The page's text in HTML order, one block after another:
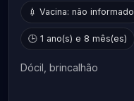
💉 Vacina: não informado
🕒 1 ano(s) e 8 mês(es)
Dócil, brincalhão